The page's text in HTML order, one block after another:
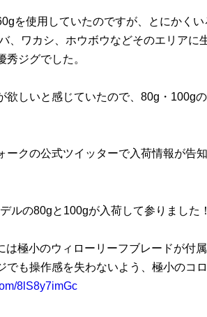
を使用していたのですが、とにかく
、ワカシ、ホウボウなどそのエリアに
秀ジグでした。
欲しいと感じていたので、80g・100g
ークの公式ツイッターで入荷情報が告
ルの80gと100gが入荷して参りました！
は極小のウィローリーフブレードが付
でも操作感を失わないよう、極小のコ
8lS8y7imGc